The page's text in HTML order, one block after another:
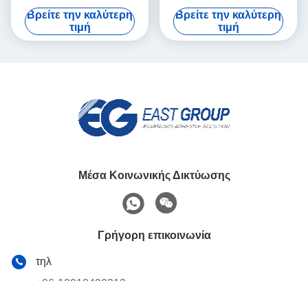
μετάλλων συγκολλητικοί
διαφανείς άσπροι
Βρείτε την καλύτερη
τιμή
συγκολλητική κόλλα
λειωμένων μετάλλων της
EVA καυτή για τη βιβλιοδεσία
Βρείτε την καλύτερη
τιμή
Μέσα Κοινωνικής Δικτύωσης
Γρήγορη επικοινωνία
τηλ